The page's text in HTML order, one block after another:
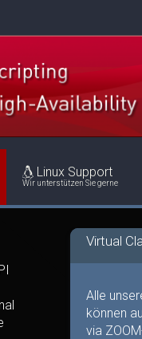
Linux Support
Wir unterstützen Sie gerne
Virtual
Alle
können
via